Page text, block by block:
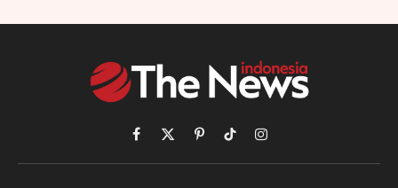
Facebook
X
(Twitter)
PinterestTikTokInstagram